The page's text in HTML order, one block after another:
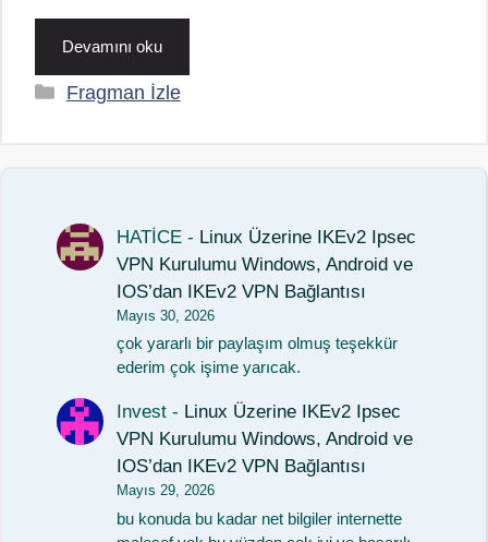
Devamını oku
Kategoriler
Fragman İzle
HATİCE - Linux Üzerine IKEv2 Ipsec
VPN Kurulumu Windows, Android ve
IOS’dan IKEv2 VPN Bağlantısı
Mayıs 30, 2026
çok yararlı bir paylaşım olmuş teşekkür
ederim çok işime yarıcak.
Invest - Linux Üzerine IKEv2 Ipsec
VPN Kurulumu Windows, Android ve
IOS’dan IKEv2 VPN Bağlantısı
Mayıs 29, 2026
bu konuda bu kadar net bilgiler internette